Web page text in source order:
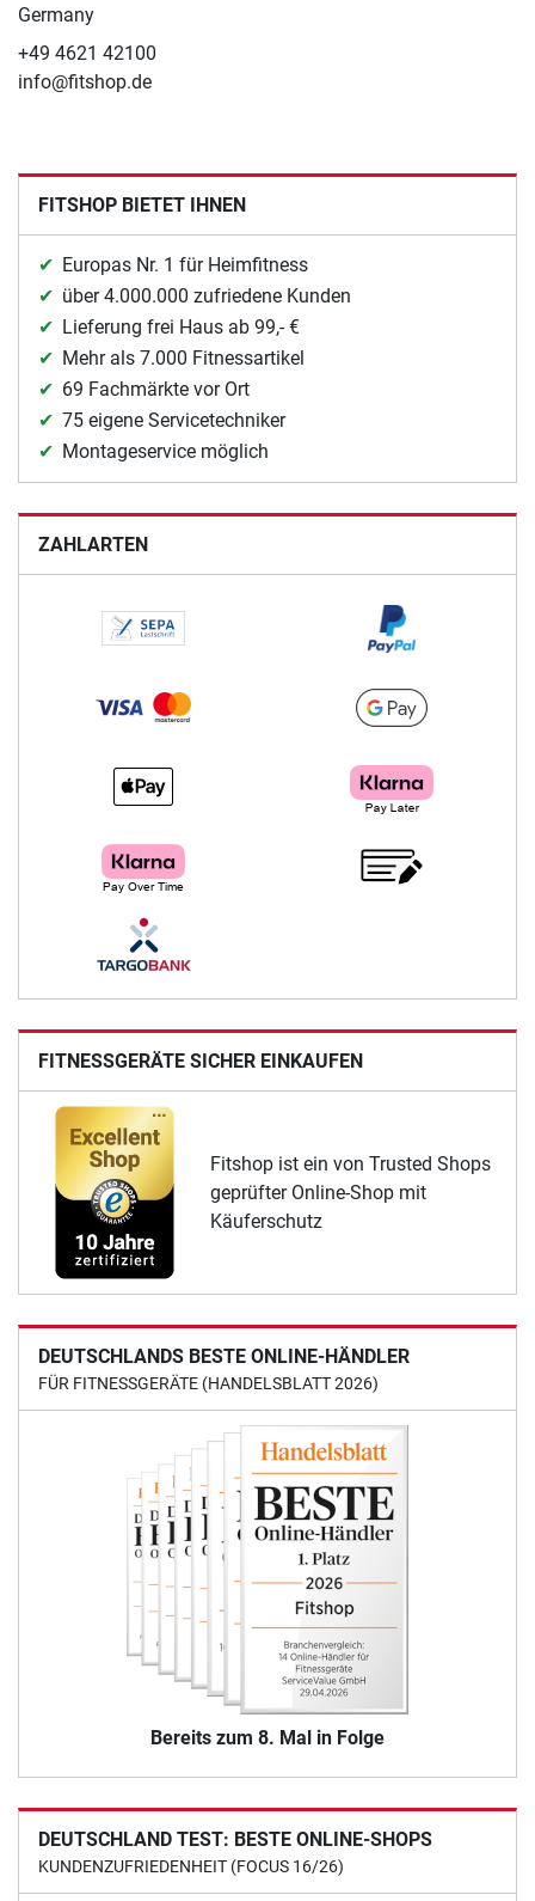
Germany
+49 4621 42100
info@fitshop.de
FITSHOP BIETET IHNEN
Europas Nr. 1 für Heimfitness
über 4.000.000 zufriedene Kunden
Lieferung frei Haus ab 99,- €
Mehr als 7.000 Fitnessartikel
69 Fachmärkte vor Ort
75 eigene Servicetechniker
Montageservice möglich
ZAHLARTEN
FITNESSGERÄTE SICHER EINKAUFEN
Fitshop ist ein von Trusted Shops
geprüfter Online-Shop mit
Käuferschutz
DEUTSCHLANDS BESTE ONLINE-HÄNDLER
FÜR FITNESSGERÄTE (HANDELSBLATT 2026)
Bereits zum 8. Mal in Folge
DEUTSCHLAND TEST: BESTE ONLINE-SHOPS
KUNDENZUFRIEDENHEIT (FOCUS 16/26)